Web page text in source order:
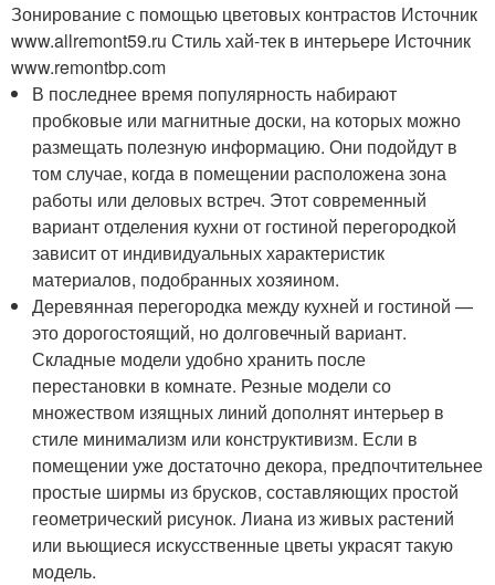
Зонирование с помощью цветовых контрастов Источник
www.allremont59.ru Стиль хай-тек в интерьере Источник
www.remontbp.com
В последнее время популярность набирают
пробковые или магнитные доски, на которых можно
размещать полезную информацию. Они подойдут в
том случае, когда в помещении расположена зона
работы или деловых встреч. Этот современный
вариант отделения кухни от гостиной перегородкой
зависит от индивидуальных характеристик
материалов, подобранных хозяином.
Деревянная перегородка между кухней и гостиной —
это дорогостоящий, но долговечный вариант.
Складные модели удобно хранить после
перестановки в комнате. Резные модели со
множеством изящных линий дополнят интерьер в
стиле минимализм или конструктивизм. Если в
помещении уже достаточно декора, предпочтительнее
простые ширмы из брусков, составляющих простой
геометрический рисунок. Лиана из живых растений
или вьющиеся искусственные цветы украсят такую
модель.